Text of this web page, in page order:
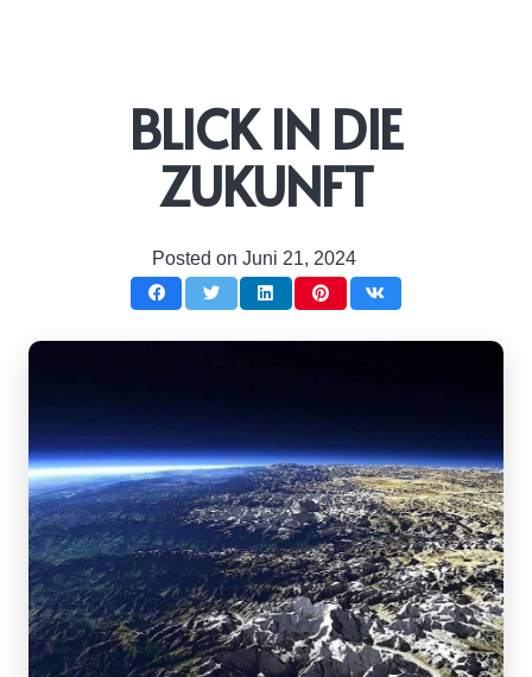
BLICK IN DIE
ZUKUNFT
Posted onJuni 21, 2024